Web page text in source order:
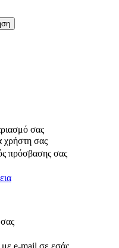
σας
χρήστη σας
πρόσβασης σας
e-mail σε εσάς.